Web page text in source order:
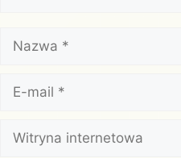
Nazwa
mail
Witryna
internetowa